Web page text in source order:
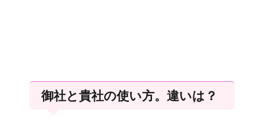
御社と貴社の使い方。違いは？